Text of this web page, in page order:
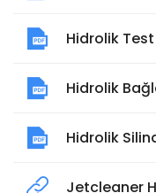
Hidrolik
Hidrolik
Hidrolik
Jetcleaner